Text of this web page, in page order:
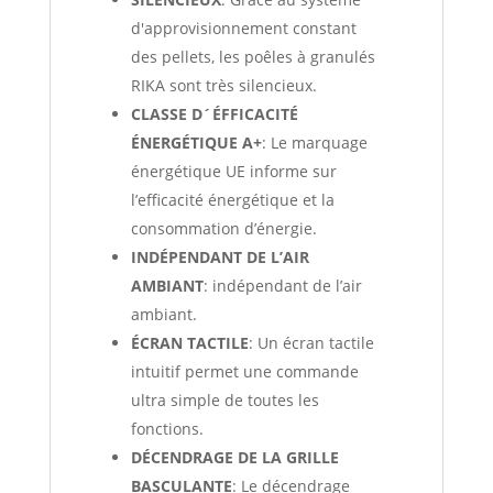
d'approvisionnement constant
des pellets, les poêles à granulés
RIKA sont très silencieux.
CLASSE D´ÉFFICACITÉ
ÉNERGÉTIQUE A+: Le marquage
énergétique UE informe sur
l’efficacité énergétique et la
consommation d’énergie.
INDÉPENDANT DE L’AIR
AMBIANT: indépendant de l’air
ambiant.
ÉCRAN TACTILE: Un écran tactile
intuitif permet une commande
ultra simple de toutes les
fonctions.
DÉCENDRAGE DE LA GRILLE
BASCULANTE: Le décendrage